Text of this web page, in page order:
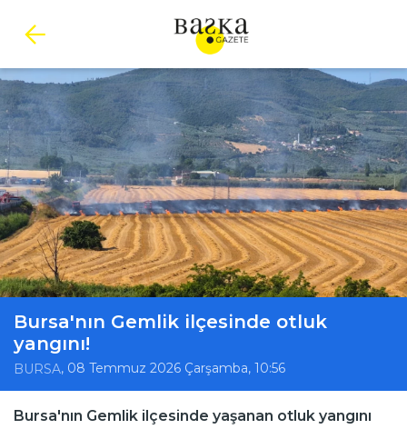
Bursa'nın Gemlik ilçesinde otluk
yangını!
BURSA, 08 Temmuz 2026 Çarşamba, 10:56
Bursa'nın Gemlik ilçesinde yaşanan otluk yangını